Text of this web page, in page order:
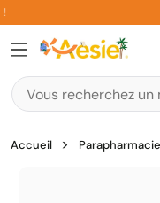
Aller
au
contenu
Accueil Parapharmacie